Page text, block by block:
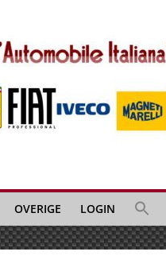
OVERIGE LOGIN